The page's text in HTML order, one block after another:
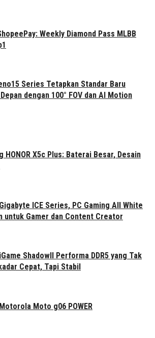
Weekly Diamond Pass MLBB
Series Tetapkan Standar Baru
dengan 100° FOV dan AI Motion
HONOR X5c Plus: Baterai Besar, Desain
ICE Series, PC Gaming All White
untuk Gamer dan Content Creator
ShadowII Performa DDR5 yang Tak
Cepat, Tapi Stabil
Moto g06 POWER